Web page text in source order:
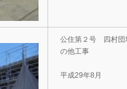
公住第２号 四村団
の他工事
平成29年8月